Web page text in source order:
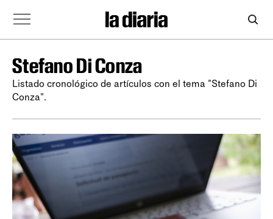
Stefano Di Conza
Listado cronológico de artículos con el tema "Stefano Di
Conza".